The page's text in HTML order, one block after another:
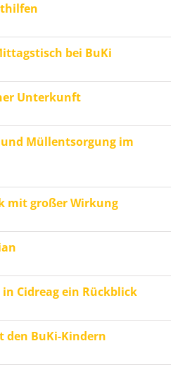
bei BuKi
Unterkunft
und Müllentsorgung im
mit großer Wirkung
Cidreag ein Rückblick
den BuKi-Kindern